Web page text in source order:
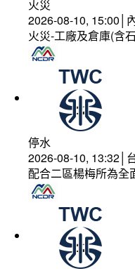
火災
2026-08-10, 15:00│
火災-工廠及倉庫(含
停水
2026-08-10, 13:32│
配合二區楊梅所為